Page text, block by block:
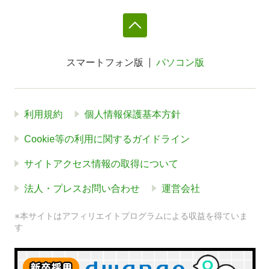
スマートフォン版 パソコン版
利用規約 個人情報保護基本方針
Cookie等の利用に関するガイドライン
サイトアクセス情報の取得について
法人・プレスお問い合わせ 運営会社
※本サイトはアフィリエイトプログラムによる収益を得ていま
す